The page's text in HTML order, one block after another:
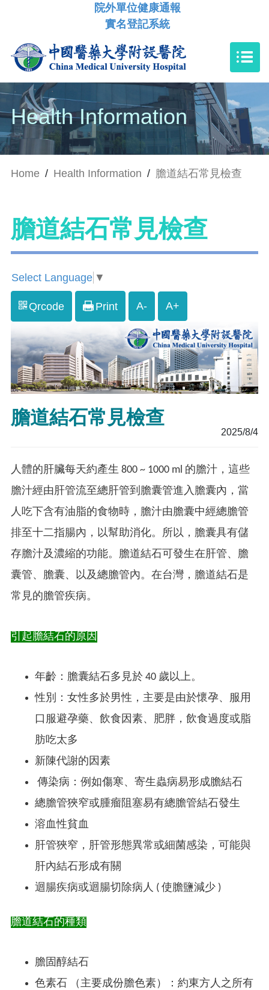
院外單位健康通報
實名登記系統
Health Information
Home / Health Information / 膽道結石常見檢查
膽道結石常見檢查
Select Language ▼
Qrcode Print A- A+
膽道結石常見檢查
2025/8/4
人體的肝臟每天約產生 800 ~ 1000 ml 的膽汁，這些
膽汁經由肝管流至總肝管到膽囊管進入膽囊內，當
人吃下含有油脂的食物時，膽汁由膽囊中經總膽管
排至十二指腸內，以幫助消化。所以，膽囊具有儲
存膽汁及濃縮的功能。膽道結石可發生在肝管、膽
囊管、膽囊、以及總膽管內。在台灣，膽道結石是
常見的膽管疾病。
引起膽結石的原因
年齡：膽囊結石多見於 40 歲以上。
性別：女性多於男性，主要是由於懷孕、服用
口服避孕藥、飲食因素、肥胖，飲食過度或脂
肪吃太多
新陳代謝的因素
傳染病：例如傷寒、寄生蟲病易形成膽結石
總膽管狹窄或腫瘤阻塞易有總膽管結石發生
溶血性貧血
肝管狹窄，肝管形態異常或細菌感染，可能與
肝內結石形成有關
迴腸疾病或迴腸切除病人 ( 使膽鹽減少 )
膽道結石的種類
膽固醇結石
色素石 （主要成份膽色素）：約東方人之所有